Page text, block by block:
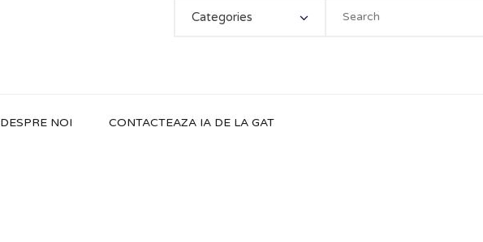
Categories
DESPRE NOI CONTACTEAZA IA DE LA GAT